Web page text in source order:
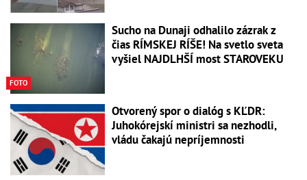
FOTO
Sucho na Dunaji odhalilo zázrak z
čias RÍMSKEJ RÍŠE! Na svetlo sveta
vyšiel NAJDLHŠÍ most STAROVEKU
Otvorený spor o dialóg s KĽDR:
Juhokórejskí ministri sa nezhodli,
vládu čakajú nepríjemnosti